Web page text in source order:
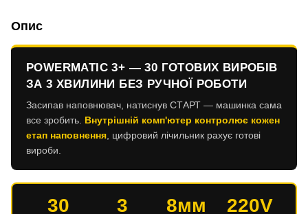
Опис
POWERMATIC 3+ — 30 ГОТОВИХ ВИРОБІВ
ЗА 3 ХВИЛИНИ БЕЗ РУЧНОЇ РОБОТИ
Засипав наповнювач, натиснув СТАРТ — машинка сама
все зробить. Внутрішній комп'ютер контролює кожен
етап наповнення , цифровий лічильник рахує готові
вироби.
30 3 8мм 220V